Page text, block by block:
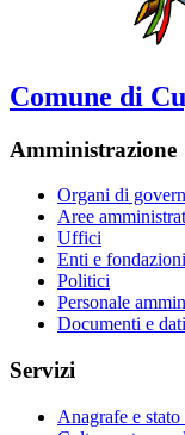
Comune di
Amministrazione
Organi di
Aree
Uffici
Enti e fondazioni
Politici
Personale
Documenti e dati
Servizi
Anagrafe e